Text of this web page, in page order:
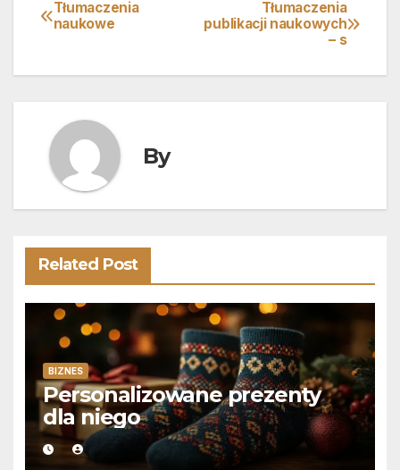
Nawigacja
Tłumaczenia
publikacji naukowych
– s
Tłumaczenia
naukowe
By
Related Post
BIZNES
Personalizowane prezenty
dla niego